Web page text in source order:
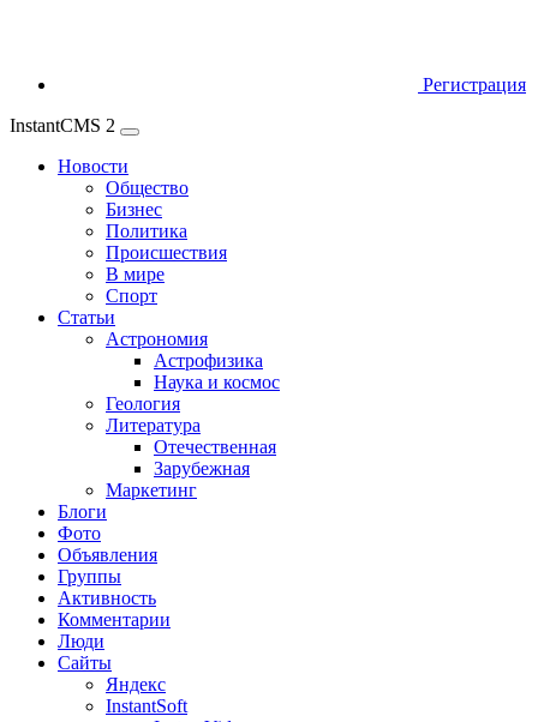
Регистрация
InstantCMS 2
Новости
Общество
Бизнес
Политика
Происшествия
В мире
Спорт
Статьи
Астрономия
Астрофизика
Наука и космос
Геология
Литература
Отечественная
Зарубежная
Маркетинг
Блоги
Фото
Объявления
Группы
Активность
Комментарии
Люди
Сайты
Яндекс
InstantSoft